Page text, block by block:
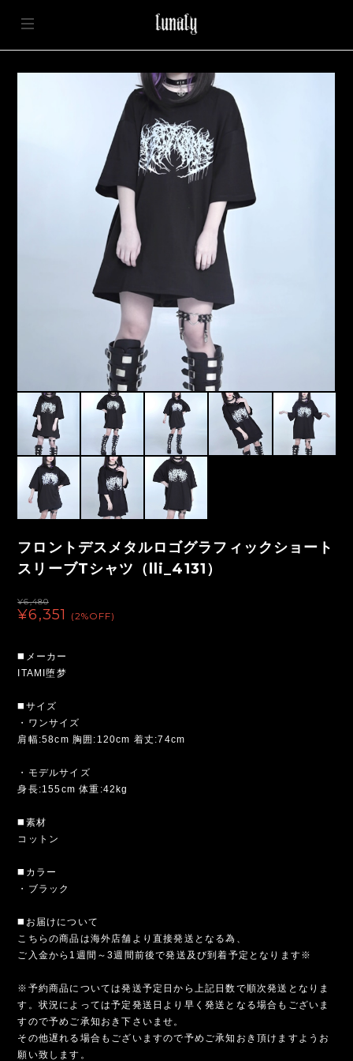
フロントデスメタルロゴグラフィックショート
スリーブTシャツ（lli_4131）
¥6,480
¥6,351 (2%OFF)
◼️メーカー
ITAMI堕梦
◼️サイズ
・ワンサイズ
肩幅:58cm 胸囲:120cm 着丈:74cm
・モデルサイズ
身長:155cm 体重:42kg
◼️素材
コットン
◼️カラー
・ブラック
◼️お届けについて
こちらの商品は海外店舗より直接発送となる為、
ご入金から1週間～3週間前後で発送及び到着予定となります※
※予約商品については発送予定日から上記日数で順次発送となりま
す。状況によっては予定発送日より早く発送となる場合もございま
すので予めご承知おき下さいませ。
その他遅れる場合もございますので予めご承知おき頂けますようお
願い致します。